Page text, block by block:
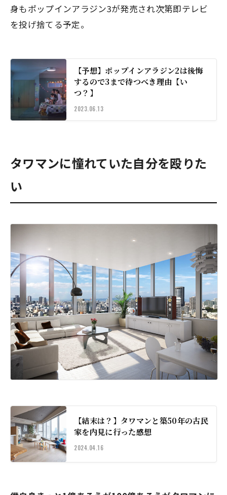
身もポップインアラジン3が発売され次第即テレビ
を投げ捨てる予定。
【予想】ポップインアラジン2は後悔
するので3まで待つべき理由【い
つ？】
2023.06.13
タワマンに憧れていた自分を殴りた
い
【結末は？】タワマンと築50年の古民
家を内見に行った感想
2024.04.16